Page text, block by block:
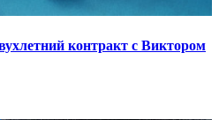
контракт с Виктором